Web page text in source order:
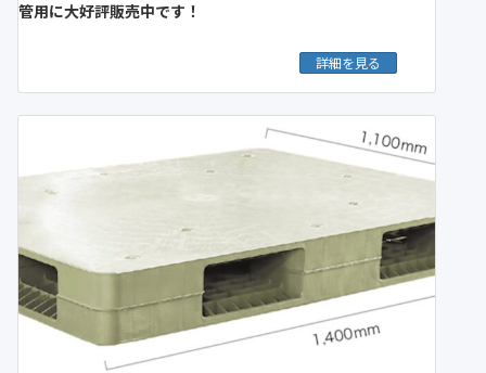
管用に大好評販売中です！
詳細を見る